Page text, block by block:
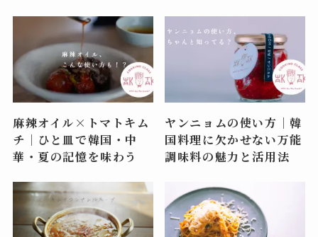
麻辣オイル×トマトキム
チ｜ひと皿で韓国・中
華・夏の記憶を味わう
ヤンニョムの使い方｜韓
国料理に欠かせない万能
調味料の魅力と活用法